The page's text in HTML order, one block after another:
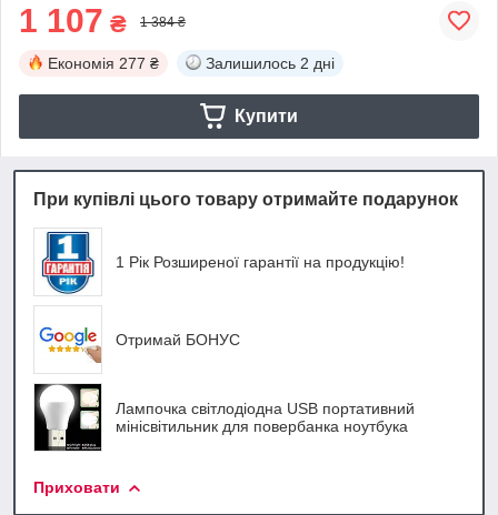
1 107 ₴ 1 384 ₴
Економія 277 ₴ Залишилось 2 дні
Купити
При купівлі цього товару отримайте подарунок
1 Рік Розширеної гарантії на продукцію!
Отримай БОНУС
Лампочка світлодіодна USB портативний
мінісвітильник для повербанка ноутбука
Приховати